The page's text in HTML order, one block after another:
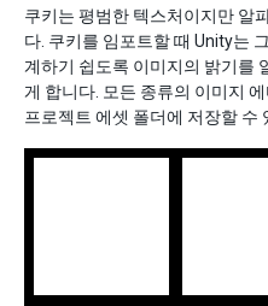
쿠키는 평범한 텍스처이지만 알
다. 쿠키를 임포트할 때 Unity는
계하기 쉽도록 이미지의 밝기를
게 합니다. 모든 종류의 이미지
프로젝트 에셋 폴더에 저장할 수